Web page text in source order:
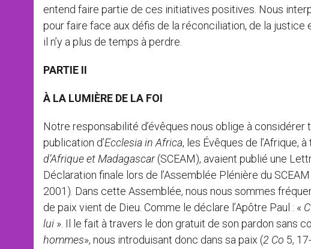
entend faire partie de ces initiatives positives. Nous
pour faire face aux défis de la réconciliation, de la
il n’y a plus de temps à perdre.
PARTIE II
À LA LUMIÈRE DE LA FOI
Notre responsabilité d’évêques nous oblige à
publication d’Ecclesia in Africa, les Évêques de l’Afrique,
d’Afrique et Madagascar(SCEAM), avaient publié une
Déclaration finale lors de l’Assemblée Plénière du
2001). Dans cette Assemblée, nous nous sommes
de paix vient de Dieu. Comme le déclare l’Apôtre Paul : «
lui ». Il le fait à travers le don gratuit de son pardon sans
hommes», nous introduisant donc dans sa paix (2 Co 5,